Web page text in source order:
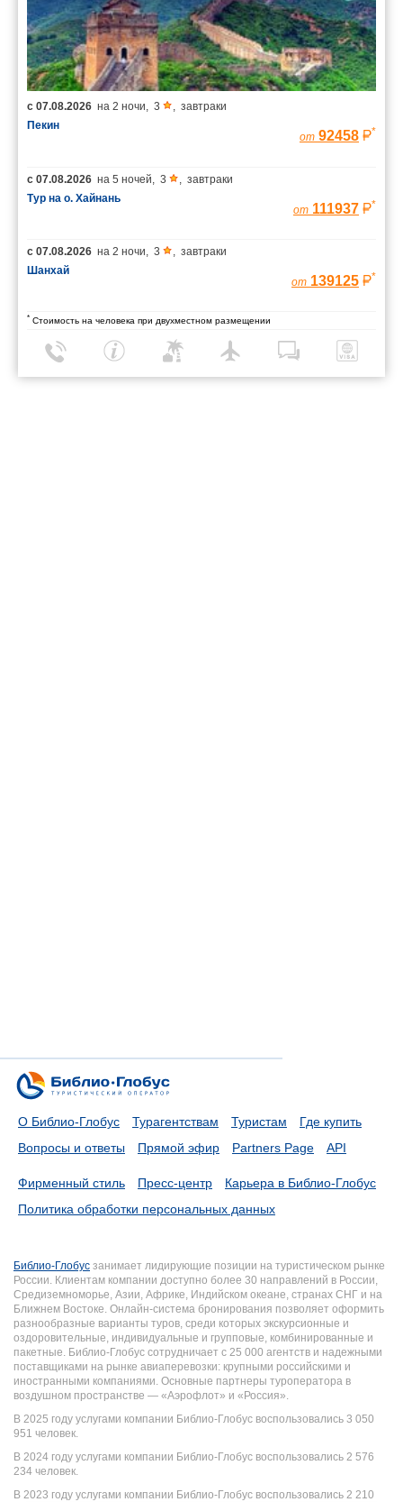
с 07.08.2026 на 2 ночи, 3 , завтраки
Пекин
от 92458 *
с 07.08.2026 на 5 ночей, 3 , завтраки
Тур на о. Хайнань
от 111937 *
с 07.08.2026 на 2 ночи, 3 , завтраки
Шанхай
от 139125 *
* Стоимость на человека при двухместном размещении
О Библио-Глобус Турагентствам Туристам
Где купить
Вопросы и ответы
Прямой эфир Partners Page API
Фирменный стиль Пресс-центр
Карьера в Библио-Глобус
Политика обработки персональных данных
Библио-Глобус занимает лидирующие позиции на туристическом рынке
России. Клиентам компании доступно более 30 направлений в России,
Средиземноморье, Азии, Африке, Индийском океане, странах СНГ и на
Ближнем Востоке. Онлайн-система бронирования позволяет оформить
разнообразные варианты туров, среди которых экскурсионные и
оздоровительные, индивидуальные и групповые, комбинированные и
пакетные. Библио-Глобус сотрудничает с 25 000 агентств и надежными
поставщиками на рынке авиаперевозки: крупными российскими и
иностранными компаниями. Основные партнеры туроператора в
воздушном пространстве — «Аэрофлот» и «Россия».
В 2025 году услугами компании Библио-Глобус воспользовались 3 050
951 человек.
В 2024 году услугами компании Библио-Глобус воспользовались 2 576
234 человек.
В 2023 году услугами компании Библио-Глобус воспользовались 2 210